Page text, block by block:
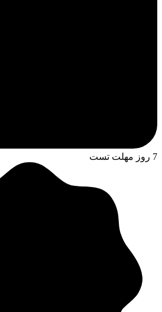
7 روز مهلت تست